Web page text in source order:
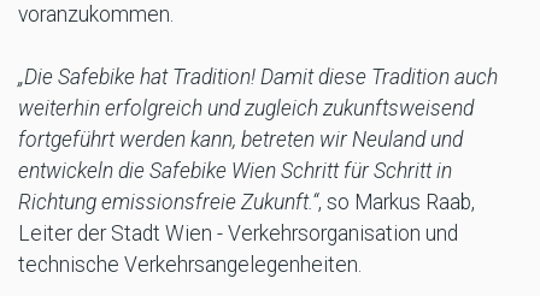
voranzukommen.
„Die Safebike hat Tradition! Damit diese Tradition auch
weiterhin erfolgreich und zugleich zukunftsweisend
fortgeführt werden kann, betreten wir Neuland und
entwickeln die Safebike Wien Schritt für Schritt in
Richtung emissionsfreie Zukunft.“, so Markus Raab,
Leiter der Stadt Wien - Verkehrsorganisation und
technische Verkehrsangelegenheiten.